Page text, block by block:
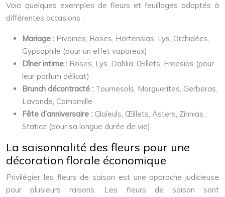
Voici quelques exemples de fleurs et feuillages adaptés à
différentes occasions :
Mariage : Pivoines, Roses, Hortensias, Lys, Orchidées,
Gypsophile (pour un effet vaporeux)
Dîner intime : Roses, Lys, Dahlia, Œillets, Freesias (pour
leur parfum délicat)
Brunch décontracté : Tournesols, Marguerites, Gerberas,
Lavande, Camomille
Fête d’anniversaire : Glaïeuls, Œillets, Asters, Zinnias,
Statice (pour sa longue durée de vie)
La saisonnalité des fleurs pour une
décoration florale économique
Privilégier les fleurs de saison est une approche judicieuse
pour plusieurs raisons. Les fleurs de saison sont